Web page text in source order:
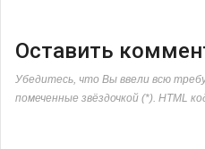
Оставить
Убедитесь, что Вы ввели всю
помеченные звёздочкой (*). HTML